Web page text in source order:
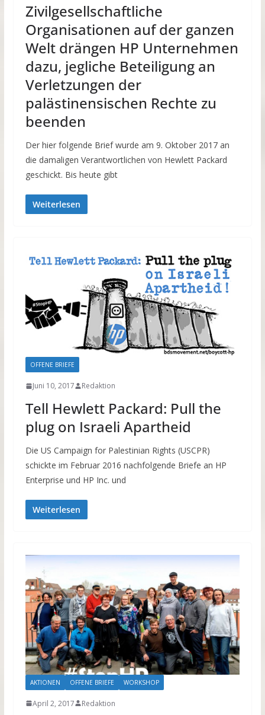
Zivilgesellschaftliche
Organisationen auf der ganzen
Welt drängen HP Unternehmen
dazu, jegliche Beteiligung an
Verletzungen der
palästinensischen Rechte zu
beenden
Der hier folgende Brief wurde am 9. Oktober 2017 an
die damaligen Verantwortlichen von Hewlett Packard
geschickt. Bis heute gibt
Weiterlesen
OFFENE BRIEFE
Juni 10, 2017 Redaktion
Tell Hewlett Packard: Pull the
plug on Israeli Apartheid
Die US Campaign for Palestinian Rights (USCPR)
schickte im Februar 2016 nachfolgende Briefe an HP
Enterprise und HP Inc. und
Weiterlesen
AKTIONEN OFFENE BRIEFE WORKSHOP
April 2, 2017 Redaktion